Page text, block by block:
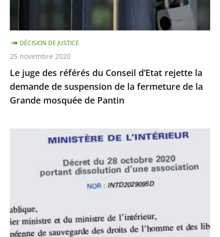
demande
de
suspension
de
la
fermeture
la
Le juge des référés du Conseil d’Etat rejette la
demande de suspension de la fermeture de la
Grande mosquée de Pantin
DÉCISION DE JUSTICE
25 novembre 2020
Conseil
d’État
rejette